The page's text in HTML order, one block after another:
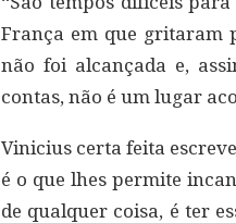
França em que gritaram
não foi alcançada e,
contas, não é um lugar
Vinicius certa feita
é o que lhes permite
de qualquer coisa, é ter